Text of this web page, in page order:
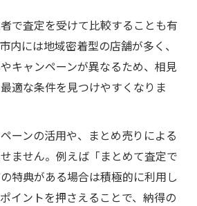
で査定を受けて比較することも有
内には地域密着型の店舗が多く、
キャンペーンが異なるため、相見
適な条件を見つけやすくなりま
ーンの活用や、まとめ売りによる
ません。例えば「まとめて査定で
特典がある場合は積極的に利用し
イントを押さえることで、納得の